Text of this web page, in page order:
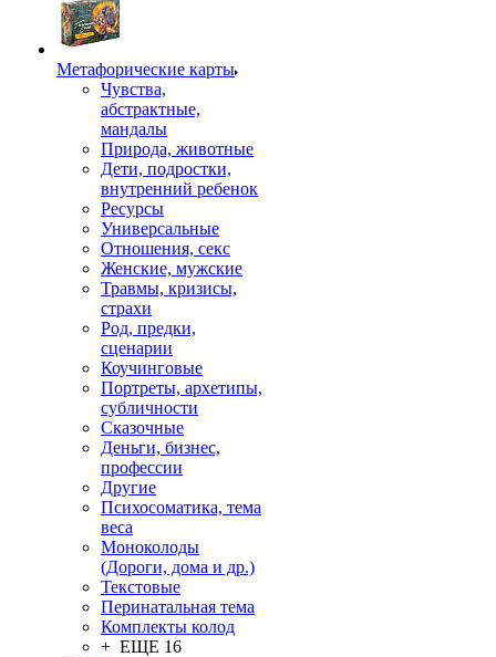
Mетафорические карты
Чувства,
абстрактные,
мандалы
Природа, животные
Дети, подростки,
внутренний ребенок
Ресурсы
Универсальные
Отношения, секс
Женские, мужские
Травмы, кризисы,
страхи
Род, предки,
сценарии
Коучинговые
Портреты, архетипы,
субличности
Сказочные
Деньги, бизнес,
профессии
Другие
Психосоматика, тема
веса
Моноколоды
(Дороги, дома и др.)
Текстовые
Перинатальная тема
Комплекты колод
+ ЕЩЕ 16